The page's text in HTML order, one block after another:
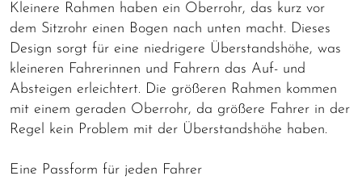
Kleinere Rahmen haben ein Oberrohr, das kurz vor
dem Sitzrohr einen Bogen nach unten macht. Dieses
Design sorgt für eine niedrigere Überstandshöhe, was
kleineren Fahrerinnen und Fahrern das Auf- und
Absteigen erleichtert. Die größeren Rahmen kommen
mit einem geraden Oberrohr, da größere Fahrer in der
Regel kein Problem mit der Überstandshöhe haben.
Eine Passform für jeden Fahrer